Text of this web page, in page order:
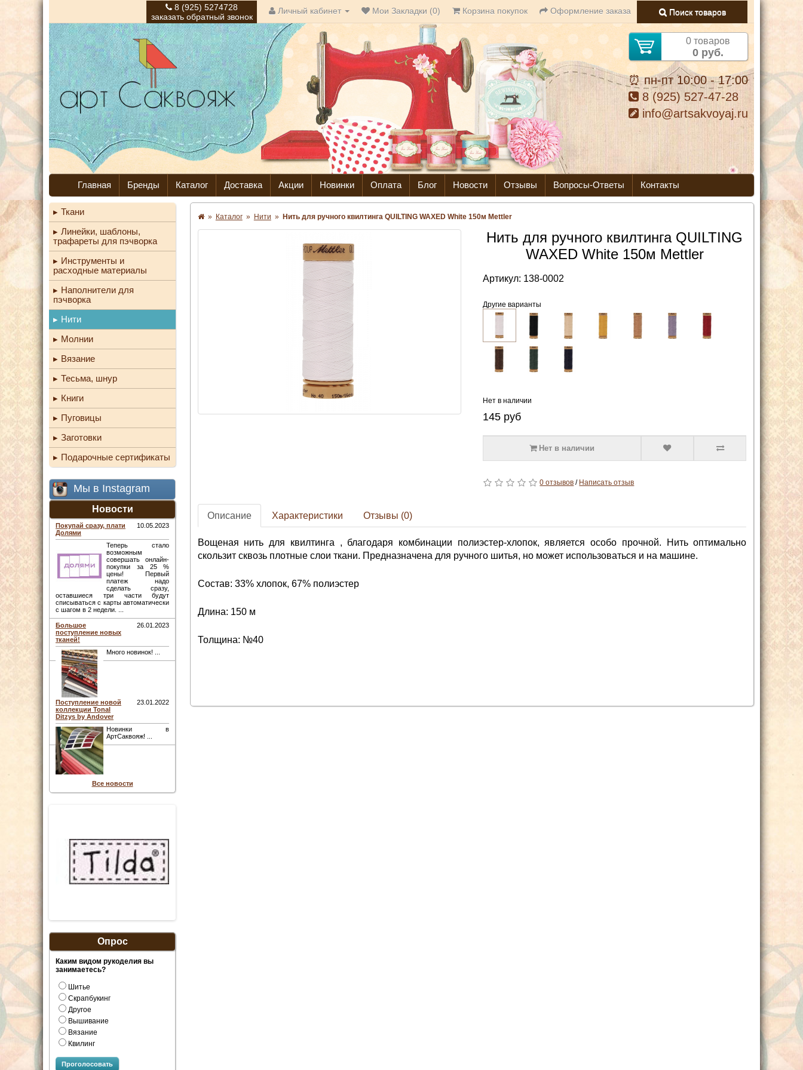
8 (925) 5274728
заказать обратный звонок
Личный кабинет Мои Закладки (0) Корзина покупок Оформление заказа Поиск товаров
0 товаров
0 руб.
⏰ пн-пт 10:00 - 17:00
8 (925) 527-47-28
info@artsakvoyaj.ru
Главная Бренды Каталог Доставка Акции Новинки Оплата Блог Новости Отзывы Вопросы-Ответы Контакты
Ткани
Линейки, шаблоны,
трафареты для пэчворка
Инструменты и
расходные материалы
Наполнители для
пэчворка
Нити
Молнии
Вязание
Тесьма, шнур
Книги
Пуговицы
Заготовки
Подарочные сертификаты
Мы в Instagram
Новости
Покупай сразу, плати
Долями
10.05.2023
Теперь стало
возможным
совершать онлайн-
покупки за 25 %
цены! Первый
платеж надо
сделать сразу,
оставшиеся три части будут
списываться с карты автоматически
с шагом в 2 недели. ...
Большое
поступление новых
тканей!
26.01.2023
Много новинок! ...
Поступление новой
коллекции Tonal
Ditzys by Andover
23.01.2022
Новинки в
АртСаквояж! ...
Все новости
Опрос
Каким видом рукоделия вы
занимаетесь?
Шитье
Скрапбукинг
Другое
Вышивание
Вязание
Квилинг
Проголосовать
» Каталог » Нити » Нить для ручного квилтинга QUILTING WAXED White 150м Mettler
Нить для ручного квилтинга QUILTING
WAXED White 150м Mettler
Артикул: 138-0002
Другие варианты
Нет в наличии
145 руб
Нет в наличии
0 отзывов / Написать отзыв
Описание Характеристики Отзывы (0)
Вощеная нить для квилтинга , благодаря комбинации полиэстер-хлопок, является особо прочной. Нить оптимально
скользит сквозь плотные слои ткани. Предназначена для ручного шитья, но может использоваться и на машине.
Состав: 33% хлопок, 67% полиэстер
Длина: 150 м
Толщина: №40